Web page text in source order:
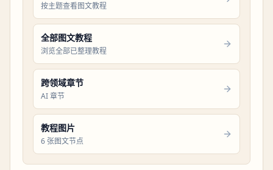
按主题查看图文教程
全部图文教程
浏览全部已整理教程
跨领域章节
AI 章节
教程图片
6 张图文节点